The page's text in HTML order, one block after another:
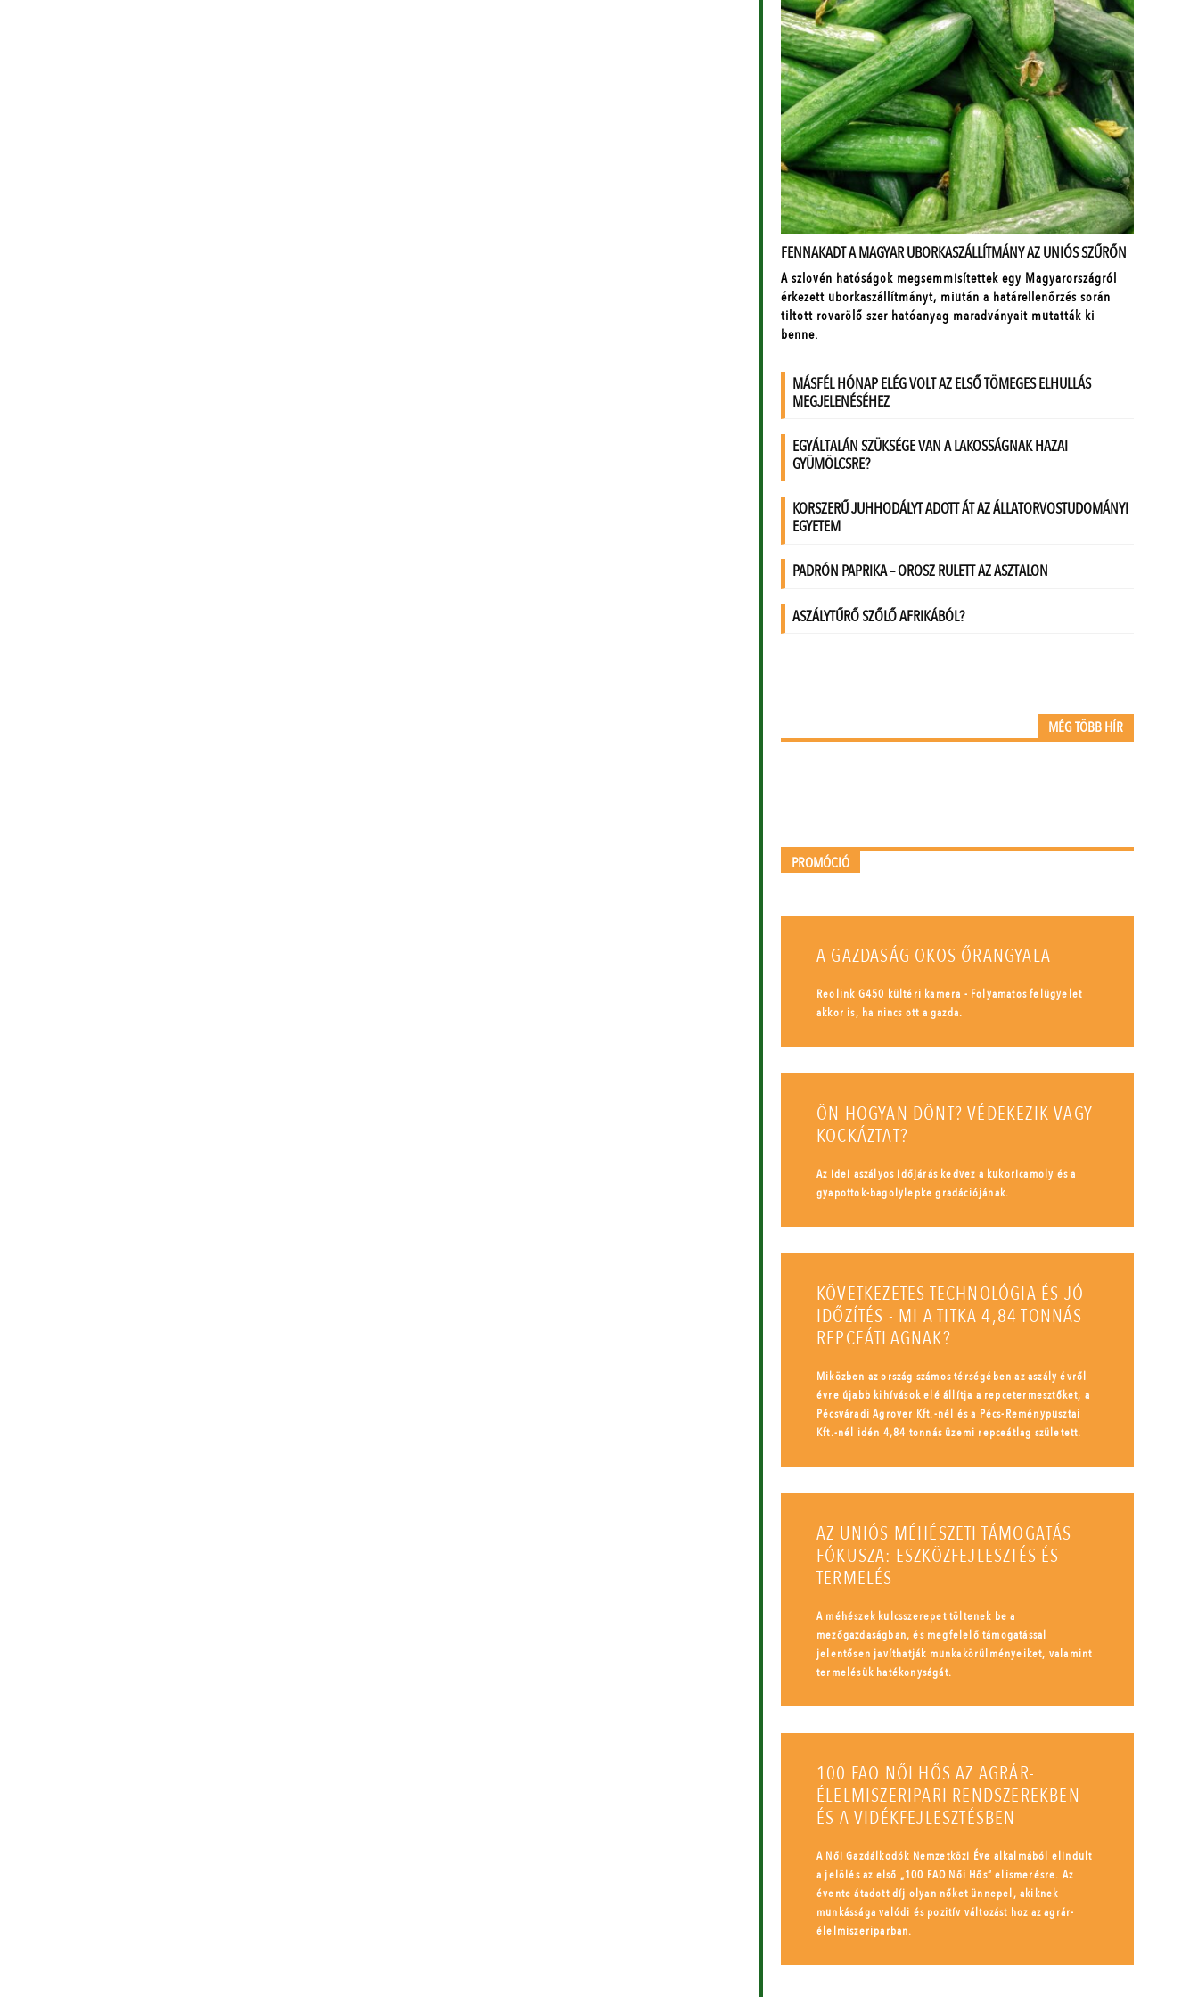
MÉG TÖBB HÍR
PROMÓCIÓ
A GAZDASÁG OKOS ŐRANGYALA
Reolink G450 kültéri kamera - Folyamatos felügyelet
akkor is, ha nincs ott a gazda.
ÖN HOGYAN DÖNT? VÉDEKEZIK VAGY
KOCKÁZTAT?
Az idei aszályos időjárás kedvez a kukoricamoly és a
gyapottok-bagolylepke gradációjának.
KÖVETKEZETES TECHNOLÓGIA ÉS JÓ
IDŐZÍTÉS - MI A TITKA 4,84 TONNÁS
REPCEÁTLAGNAK?
Miközben az ország számos térségében az aszály évről
évre újabb kihívások elé állítja a repcetermesztőket, a
Pécsváradi Agrover Kft.-nél és a Pécs-Reménypusztai
Kft.-nél idén 4,84 tonnás üzemi repceátlag született.
AZ UNIÓS MÉHÉSZETI TÁMOGATÁS
FÓKUSZA: ESZKÖZFEJLESZTÉS ÉS
TERMELÉS
A méhészek kulcsszerepet töltenek be a
mezőgazdaságban, és megfelelő támogatással
jelentősen javíthatják munkakörülményeiket, valamint
termelésük hatékonyságát.
100 FAO NŐI HŐS AZ AGRÁR-
ÉLELMISZERIPARI RENDSZEREKBEN
ÉS A VIDÉKFEJLESZTÉSBEN
A Női Gazdálkodók Nemzetközi Éve alkalmából elindult
a jelölés az első „100 FAO Női Hős” elismerésre. Az
évente átadott díj olyan nőket ünnepel, akiknek
munkássága valódi és pozitív változást hoz az agrár-
élelmiszeriparban.